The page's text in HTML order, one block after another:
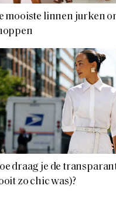
mooiste linnen jurken
draag je de
zo chic was)?